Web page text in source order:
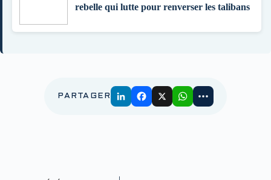
rebelle qui lutte pour renverser les talibans
PARTAGER